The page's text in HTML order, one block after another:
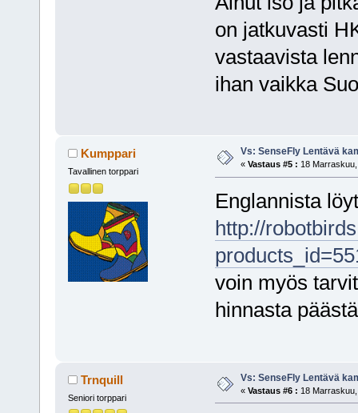
on jatkuvasti
vastaavista
ihan vaikka
Kumppari
Tavallinen torppari
Vs: SenseFly Lentävä
« Vastaus #5 : 18
Englannista
http://
voin myös
hinnasta
Trnquill
Seniori torppari
Vs: SenseFly Lentävä
« Vastaus #6 : 18